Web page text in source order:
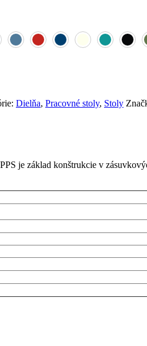
Dielňa, Pracovné stoly, Stoly
je základ konštrukcie v